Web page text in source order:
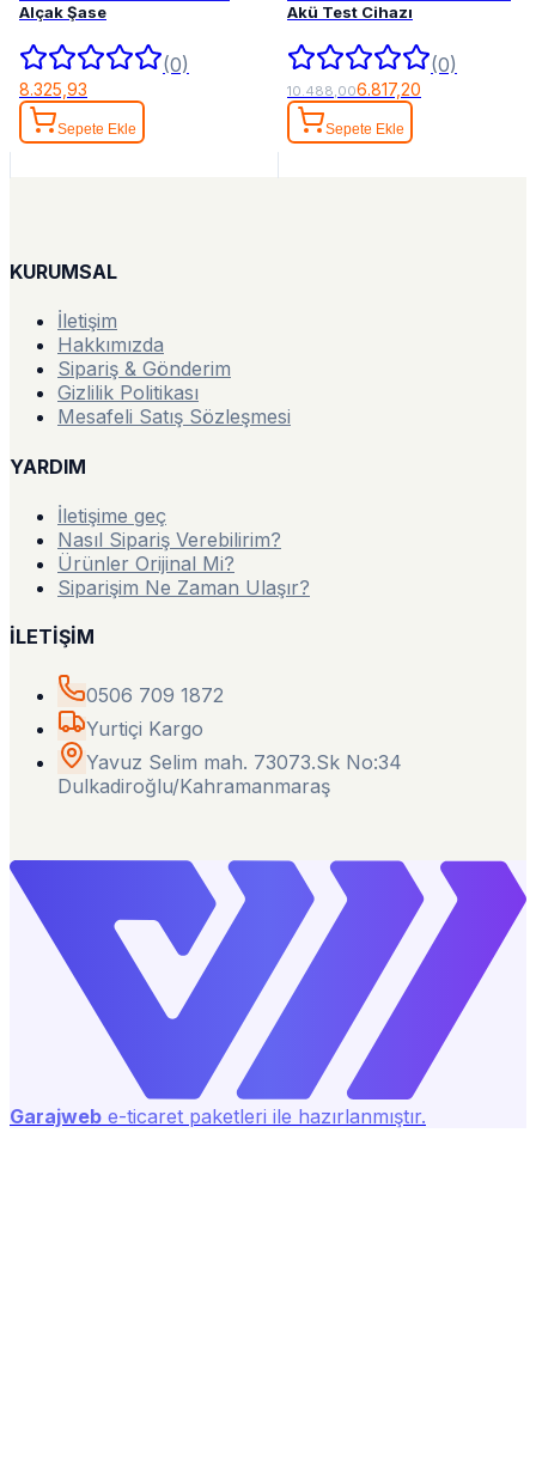
Alçak Şase
(0)
8.325,93
Sepete Ekle
Akü Test Cihazı
(0)
10.488,006.817,20
Sepete Ekle
KURUMSAL
İletişim
Hakkımızda
Sipariş & Gönderim
Gizlilik Politikası
Mesafeli Satış Sözleşmesi
YARDIM
İletişime geç
Nasıl Sipariş Verebilirim?
Ürünler Orijinal Mi?
Siparişim Ne Zaman Ulaşır?
İLETİŞİM
0506 709 1872
Yurtiçi Kargo
Yavuz Selim mah. 73073.Sk No:34
Dulkadiroğlu/Kahramanmaraş
Garajweb e-ticaret paketleri ile hazırlanmıştır.